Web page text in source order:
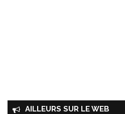
AILLEURS SUR LE WEB